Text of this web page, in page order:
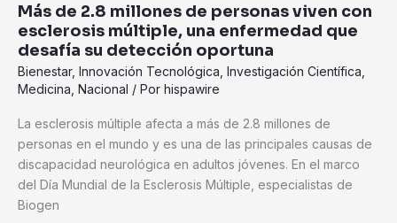
Más de 2.8 millones de personas viven con
esclerosis múltiple, una enfermedad que
desafía su detección oportuna
Bienestar, Innovación Tecnológica, Investigación Científica,
Medicina, Nacional / Por hispawire
La esclerosis múltiple afecta a más de 2.8 millones de
personas en el mundo y es una de las principales causas de
discapacidad neurológica en adultos jóvenes. En el marco
del Día Mundial de la Esclerosis Múltiple, especialistas de
Biogen
Más
de
2.8
millones
de
viven
con
esclerosis
múltiple,
una